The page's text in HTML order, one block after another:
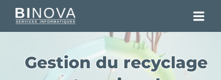
RÉALISATIONS
Gestion du recyclage